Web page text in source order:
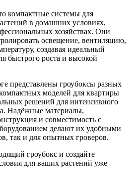
компактные системы для
в домашних условиях,
хозяйствах. Они
освещение, вентиляцию,
создавая идеальный
быстрого роста и высокой
представлены гроубоксы разных
моделей для квартиры
решений для интенсивного
Надёжные материалы,
и совместимость с
делают их удобными
так и для опытных гроверов.
гроубокс и создайте
для ваших растений уже